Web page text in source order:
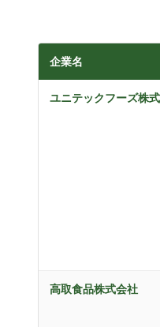
企業名
ユニテックフーズ株
高取食品株式会社